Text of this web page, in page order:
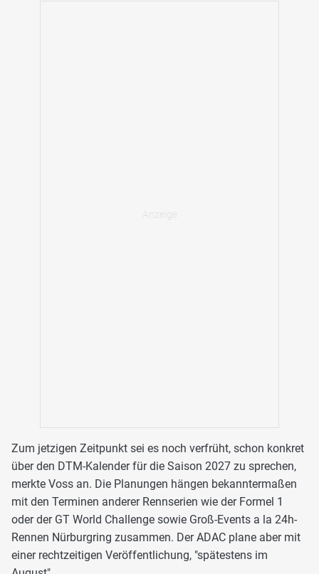
Zum jetzigen Zeitpunkt sei es noch verfrüht, schon konkret
über den DTM-Kalender für die Saison 2027 zu sprechen,
merkte Voss an. Die Planungen hängen bekanntermaßen
mit den Terminen anderer Rennserien wie der Formel 1
oder der GT World Challenge sowie Groß-Events a la 24h-
Rennen Nürburgring zusammen. Der ADAC plane aber mit
einer rechtzeitigen Veröffentlichung, "spätestens im